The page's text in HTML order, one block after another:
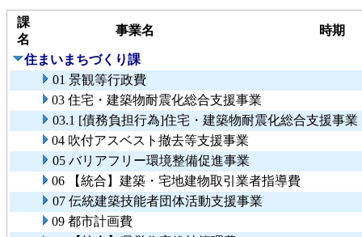
課
名
事業名 時期
住まいまちづくり課
01 景観等行政費
03 住宅・建築物耐震化総合支援事業
03.1 [債務負担行為]住宅・建築物耐震化総合支援事業
04 吹付アスベスト撤去等支援事業
05 バリアフリー環境整備促進事業
06 【統合】建築・宅地建物取引業者指導費
07 伝統建築技能者団体活動支援事業
09 都市計画費